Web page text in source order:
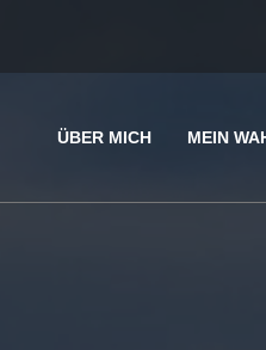
ÜBER MICH MEIN